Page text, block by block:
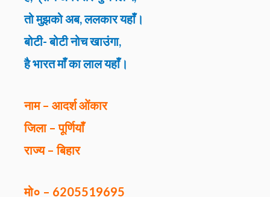
तो मुझको अब, ललकार यहाँ।
बोटी- बोटी नोच खाउंगा,
है भारत माँ का लाल यहाँ।
नाम – आदर्श ओंकार
जिला – पूर्णियाँ
राज्य – बिहार
मो० – 6205519695